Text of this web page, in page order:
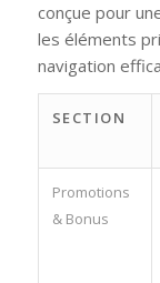
conçue pour
les éléments
navigation
SECTION
Promotions
& Bonus